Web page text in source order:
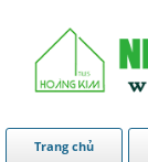
Trang chủ